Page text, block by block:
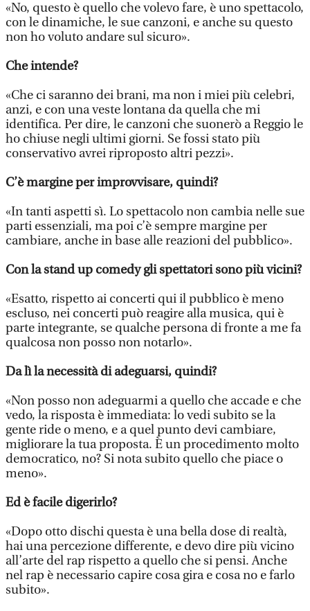
«No, questo è quello che volevo fare, è uno spettacolo,
con le dinamiche, le sue canzoni, e anche su questo
non ho voluto andare sul sicuro».
Che intende?
«Che ci saranno dei brani, ma non i miei più celebri,
anzi, e con una veste lontana da quella che mi
identifica. Per dire, le canzoni che suonerò a Reggio le
ho chiuse negli ultimi giorni. Se fossi stato più
conservativo avrei riproposto altri pezzi».
C’è margine per improvvisare, quindi?
«In tanti aspetti sì. Lo spettacolo non cambia nelle sue
parti essenziali, ma poi c’è sempre margine per
cambiare, anche in base alle reazioni del pubblico».
Con la stand up comedy gli spettatori sono più vicini?
«Esatto, rispetto ai concerti qui il pubblico è meno
escluso, nei concerti può reagire alla musica, qui è
parte integrante, se qualche persona di fronte a me fa
qualcosa non posso non notarlo».
Da lì la necessità di adeguarsi, quindi?
«Non posso non adeguarmi a quello che accade e che
vedo, la risposta è immediata: lo vedi subito se la
gente ride o meno, e a quel punto devi cambiare,
migliorare la tua proposta. È un procedimento molto
democratico, no? Si nota subito quello che piace o
meno».
Ed è facile digerirlo?
«Dopo otto dischi questa è una bella dose di realtà,
hai una percezione differente, e devo dire più vicino
all’arte del rap rispetto a quello che si pensi. Anche
nel rap è necessario capire cosa gira e cosa no e farlo
subito».